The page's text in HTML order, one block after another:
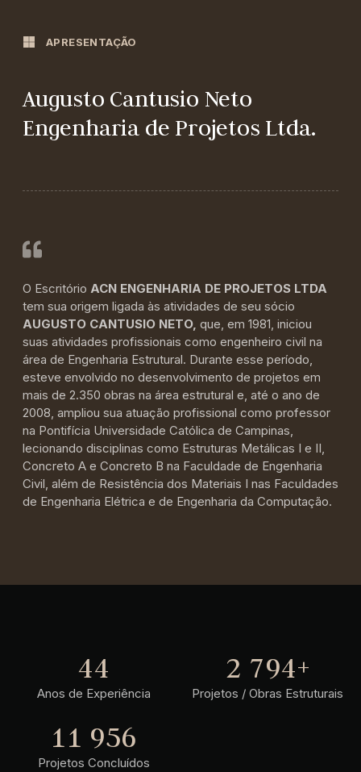
APRESENTAÇÃO
Augusto Cantusio Neto
Engenharia de Projetos Ltda.
O Escritório ACN ENGENHARIA DE PROJETOS LTDA
tem sua origem ligada às atividades de seu sócio
AUGUSTO CANTUSIO NETO, que, em 1981, iniciou
suas atividades profissionais como engenheiro civil na
área de Engenharia Estrutural. Durante esse período,
esteve envolvido no desenvolvimento de projetos em
mais de 2.350 obras na área estrutural e, até o ano de
2008, ampliou sua atuação profissional como professor
na Pontifícia Universidade Católica de Campinas,
lecionando disciplinas como Estruturas Metálicas I e II,
Concreto A e Concreto B na Faculdade de Engenharia
Civil, além de Resistência dos Materiais I nas Faculdades
de Engenharia Elétrica e de Engenharia da Computação.
Anos de Experiência
44
Projetos / Obras Estruturais
3 540+
Projetos Concluídos
18 842